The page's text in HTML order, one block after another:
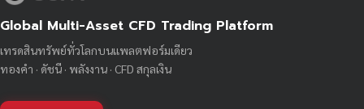
Global Multi-Asset CFD Trading Platform
เทรดสินทรัพย์ทั่วโลกบนแพลตฟอร์มเดียว
ทองคำ · ดัชนี · พลังงาน · CFD สกุลเงิน